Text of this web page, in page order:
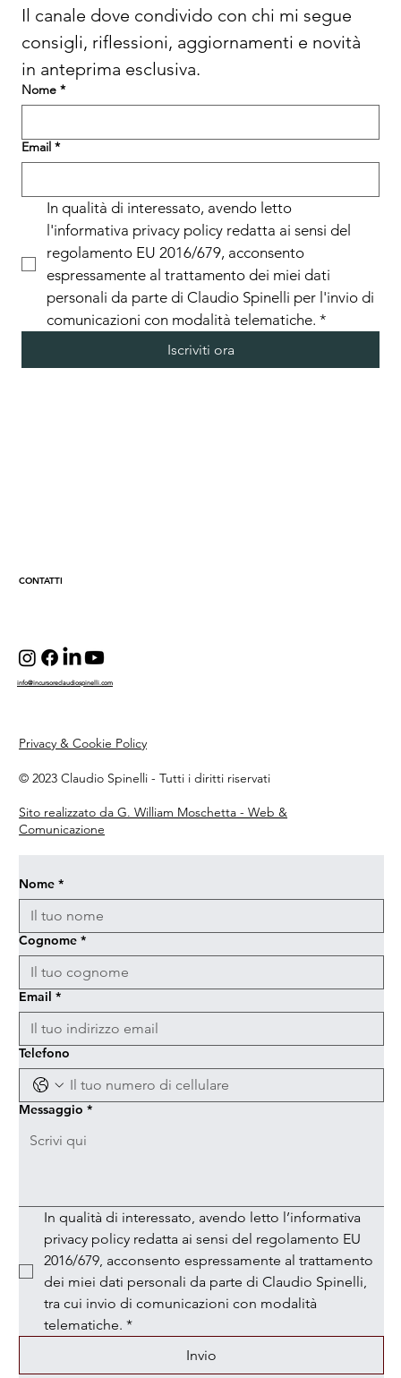
Il canale dove condivido con chi mi segue
consigli, riflessioni, aggiornamenti e novità
in anteprima esclusiva.
Nome *
Email *
In qualità di interessato, avendo letto
l'informativa privacy policy redatta ai sensi del
regolamento EU 2016/679, acconsento
espressamente al trattamento dei miei dati
personali da parte di Claudio Spinelli per l'invio di
comunicazioni con modalità telematiche. *
Iscriviti ora
CONTATTI
info@incursoreclaudiospinelli.com
© 2023 Claudio Spinelli - Tutti i diritti riservati
Sito realizzato da G. William Moschetta - Web &
Comunicazione
Privacy & Cookie Policy
Nome *
Cognome *
Email *
Telefono
Messaggio *
In qualità di interessato, avendo letto l’informativa
privacy policy redatta ai sensi del regolamento EU
2016/679, acconsento espressamente al trattamento
dei miei dati personali da parte di Claudio Spinelli,
tra cui invio di comunicazioni con modalità
telematiche. *
Invio